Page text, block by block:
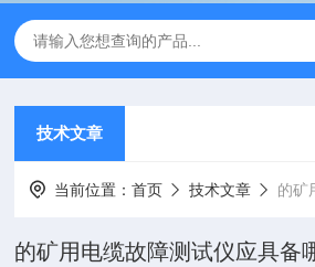
技术文章
当前位置：首页 技术文章 的矿用
的矿用电缆故障测试仪应具备